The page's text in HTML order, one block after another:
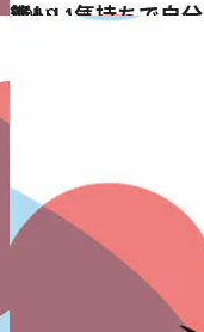
2019.1.1
新しい気持ちで自分の心を占う！ 【心理テストまとめ】～恋愛＆結婚篇～
占い